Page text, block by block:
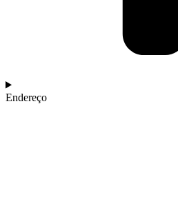
Endereço